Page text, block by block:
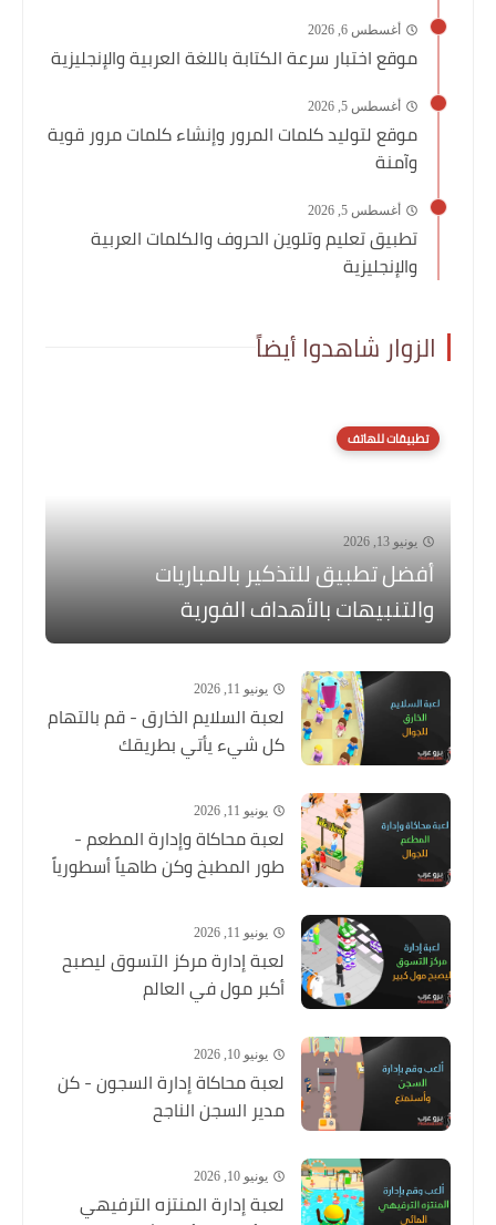
أغسطس 6, 2026
موقع اختبار سرعة الكتابة باللغة العربية والإنجليزية
أغسطس 5, 2026
موقع لتوليد كلمات المرور وإنشاء كلمات مرور قوية
وآمنة
أغسطس 5, 2026
تطبيق تعليم وتلوين الحروف والكلمات العربية
والإنجليزية
الزوار شاهدوا أيضاً
تطبيقات للهاتف
يونيو 13, 2026
أفضل تطبيق للتذكير بالمباريات
والتنبيهات بالأهداف الفورية
يونيو 11, 2026
لعبة السلايم الخارق - قم بالتهام
كل شيء يأتي بطريقك
يونيو 11, 2026
لعبة محاكاة وإدارة المطعم -
طور المطبخ وكن طاهياً أسطورياً
يونيو 11, 2026
لعبة إدارة مركز التسوق ليصبح
أكبر مول في العالم
يونيو 10, 2026
لعبة محاكاة إدارة السجون - كن
مدير السجن الناجح
يونيو 10, 2026
لعبة إدارة المنتزه الترفيهي